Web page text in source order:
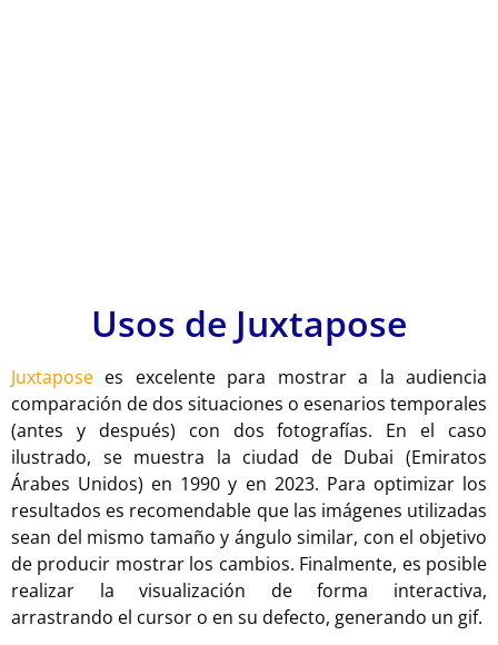
Usos de Juxtapose
Juxtapose es excelente para mostrar a la audiencia
comparación de dos situaciones o esenarios temporales
(antes y después) con dos fotografías. En el caso
ilustrado, se muestra la ciudad de Dubai (Emiratos
Árabes Unidos) en 1990 y en 2023. Para optimizar los
resultados es recomendable que las imágenes utilizadas
sean del mismo tamaño y ángulo similar, con el objetivo
de producir mostrar los cambios. Finalmente, es posible
realizar la visualización de forma interactiva,
arrastrando el cursor o en su defecto, generando un gif.